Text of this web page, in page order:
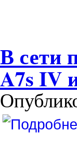
В сети
A7s IV